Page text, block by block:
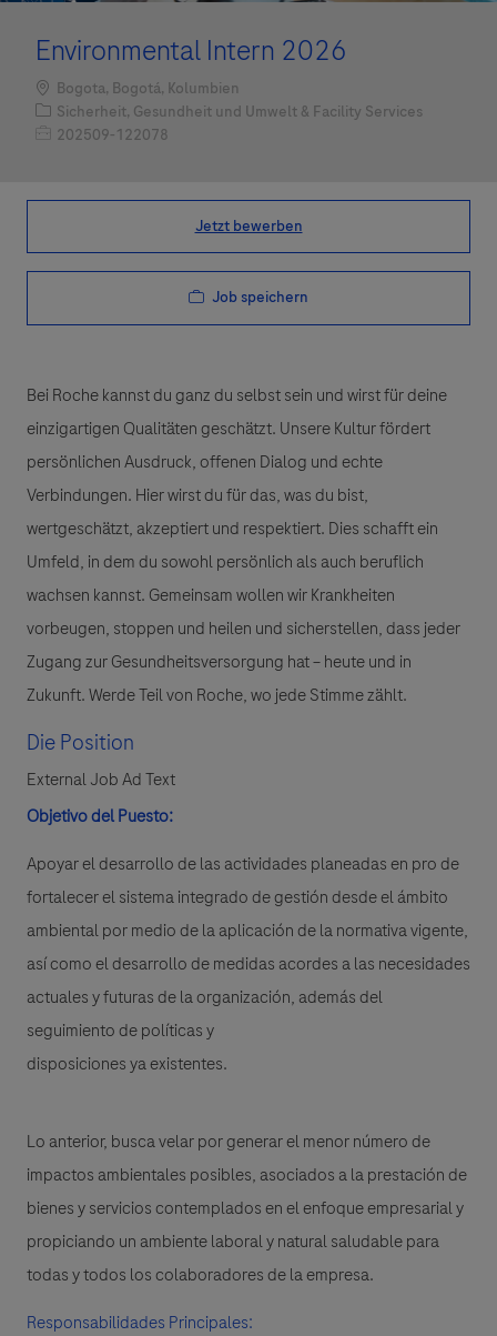
Environmental Intern 2026
Standort
Bogota, Bogotá, Kolumbien
Kategorie
Sicherheit, Gesundheit und Umwelt & Facility Services
Job-ID202509-122078
Jetzt bewerben
Job speichern
Bei Roche kannst du ganz du selbst sein und wirst für deine
einzigartigen Qualitäten geschätzt. Unsere Kultur fördert
persönlichen Ausdruck, offenen Dialog und echte
Verbindungen. Hier wirst du für das, was du bist,
wertgeschätzt, akzeptiert und respektiert. Dies schafft ein
Umfeld, in dem du sowohl persönlich als auch beruflich
wachsen kannst. Gemeinsam wollen wir Krankheiten
vorbeugen, stoppen und heilen und sicherstellen, dass jeder
Zugang zur Gesundheitsversorgung hat – heute und in
Zukunft. Werde Teil von Roche, wo jede Stimme zählt.
Die Position
External Job Ad Text
Objetivo del Puesto:
Apoyar el desarrollo de las actividades planeadas en pro de
fortalecer el sistema integrado de gestión desde el ámbito
ambiental por medio de la aplicación de la normativa vigente,
así como el desarrollo de medidas acordes a las necesidades
actuales y futuras de la organización, además del
seguimiento de políticas y
disposiciones ya existentes.
Lo anterior, busca velar por generar el menor número de
impactos ambientales posibles, asociados a la prestación de
bienes y servicios contemplados en el enfoque empresarial y
propiciando un ambiente laboral y natural saludable para
todas y todos los colaboradores de la empresa.
Responsabilidades Principales: